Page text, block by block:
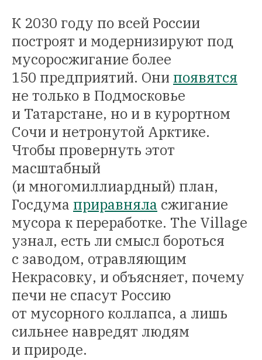
К 2030 году по всей России
построят и модернизируют под
мусоросжигание более
150 предприятий. Они появятся
не только в Подмосковье
и Татарстане, но и в курортном
Сочи и нетронутой Арктике.
Чтобы провернуть этот
масштабный
(и многомиллиардный) план,
Госдума приравняла сжигание
мусора к переработке. The Village
узнал, есть ли смысл бороться
с заводом, отравляющим
Некрасовку, и объясняет, почему
печи не спасут Россию
от мусорного коллапса, а лишь
сильнее навредят людям
и природе.